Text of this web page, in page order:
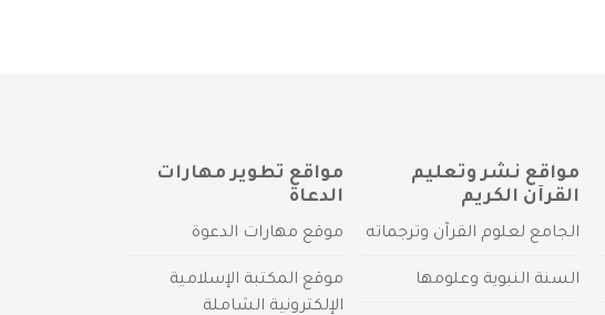
مواقع نشر وتعليم
القرآن الكريم
الجامع لعلوم القرآن وترجماته
السنة النبوية وعلومها
مواقع تطوير مهارات
الدعاة
موقع مهارات الدعوة
موقع المكتبة الإسلامية
الإلكترونية الشاملة